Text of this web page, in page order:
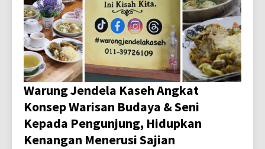
Warung Jendela Kaseh Angkat
Konsep Warisan Budaya & Seni
Kepada Pengunjung, Hidupkan
Kenangan Menerusi Sajian